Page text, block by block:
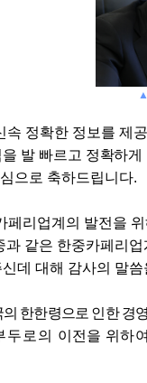
속 정확한 정보를 제
발 빠르고 정확하게
으로 축하드립니다.
페리업계의 발전을
과 같은 한중카페리
데 대해 감사의 말
한한령으로 인한 경
두로의 이전을 위하